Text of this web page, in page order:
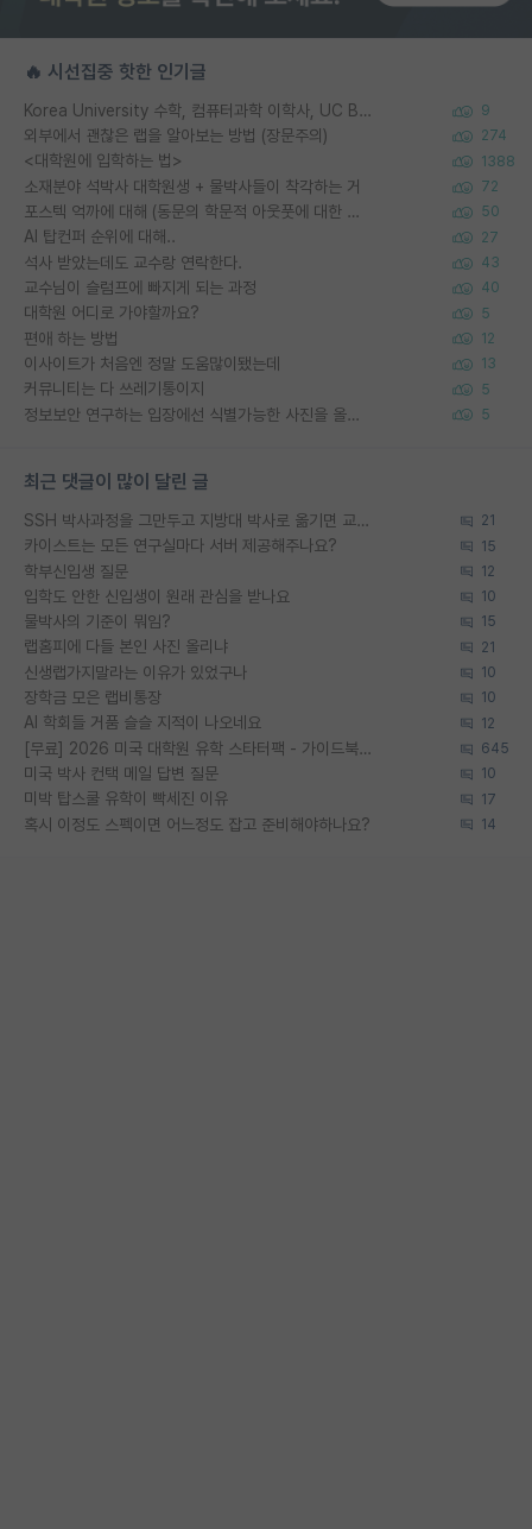
🔥 시선집중 핫한 인기글
Korea University 수학, 컴퓨터과학 이학사, UC Berkeley 산업공학 대학원 공학박사가 되는 것은 쉽지 않겠죠? 9
외부에서 괜찮은 랩을 알아보는 방법 (장문주의) 274
<대학원에 입학하는 법> 1388
소재분야 석박사 대학원생 + 물박사들이 착각하는 거 72
포스텍 억까에 대해 (동문의 학문적 아웃풋에 대한 반박) 50
AI 탑컨퍼 순위에 대해.. 27
석사 받았는데도 교수랑 연락한다. 43
교수님이 슬럼프에 빠지게 되는 과정 40
대학원 어디로 가야할까요? 5
편애 하는 방법 12
이사이트가 처음엔 정말 도움많이됐는데 13
커뮤니티는 다 쓰레기통이지 5
정보보안 연구하는 입장에선 식별가능한 사진을 올리는건 비추이긴함 5
최근 댓글이 많이 달린 글
SSH 박사과정을 그만두고 지방대 박사로 옮기면 교수의 꿈은 끝일까요? 21
카이스트는 모든 연구실마다 서버 제공해주나요? 15
학부신입생 질문 12
입학도 안한 신입생이 원래 관심을 받나요 10
물박사의 기준이 뭐임? 15
랩홈피에 다들 본인 사진 올리냐 21
신생랩가지말라는 이유가 있었구나 10
장학금 모은 랩비통장 10
AI 학회들 거품 슬슬 지적이 나오네요 12
[무료] 2026 미국 대학원 유학 스타터팩 - 가이드북 & 합격자 컨택메일 템플릿 645
미국 박사 컨택 메일 답변 질문 10
미박 탑스쿨 유학이 빡세진 이유 17
혹시 이정도 스펙이면 어느정도 잡고 준비해야하나요? 14